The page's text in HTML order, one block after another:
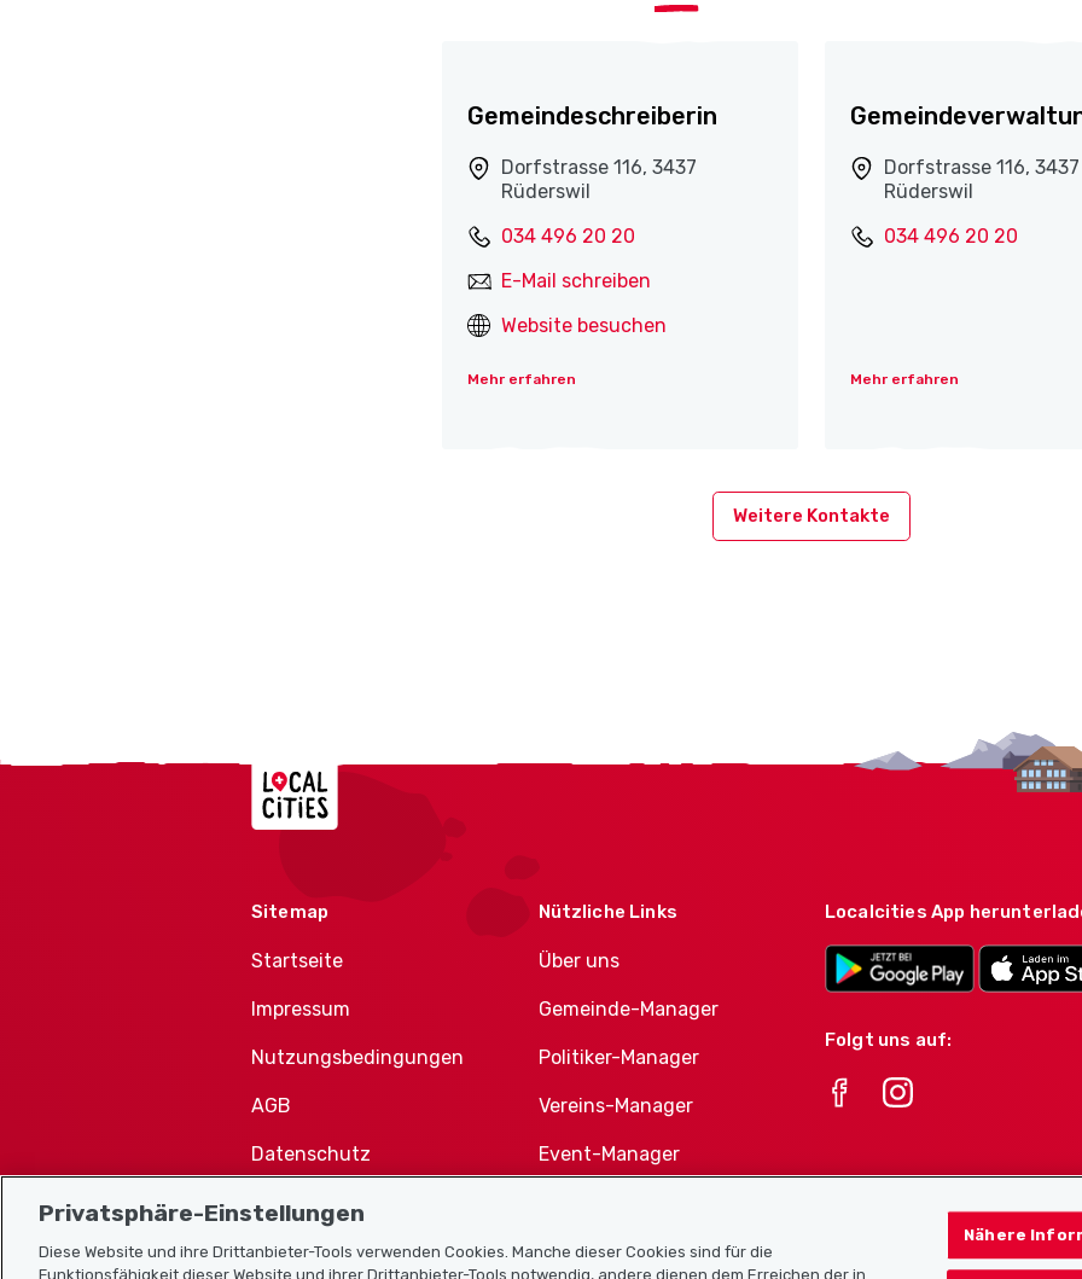
Gemeindeschreiberin
Dorfstrasse 116, 3437
Rüderswil
034 496 20 20
E-Mail schreiben
Website besuchen
Mehr erfahren
Dorfstrasse 116, 3437
Rüderswil
034 496 20 20
Mehr erfahren
Weitere Kontakte
Localcities
Sitemap
Startseite
Impressum
Nutzungsbedingungen
AGB
Datenschutz
Cookie-Richtlinie
Nützliche Links
Über uns
Gemeinde-Manager
Politiker-Manager
Vereins-Manager
Event-Manager
Vereine-Produktportfolio
Localcities App
Folgt uns auf:
Privatsphäre-Einstellungen
Diese Website und ihre Drittanbieter-Tools verwenden Cookies. Manche dieser Cookies sind für die
Funktionsfähigkeit dieser Website und ihrer Drittanbieter-Tools notwendig, andere dienen dem Erreichen der in
Nähere